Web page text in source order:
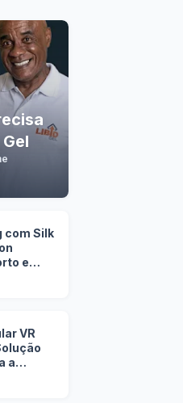
com Silk
e
Peça
VR
a